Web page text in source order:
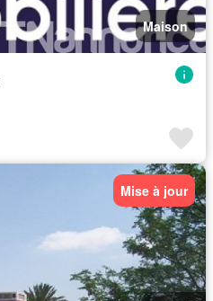
Maison
Mise à jour